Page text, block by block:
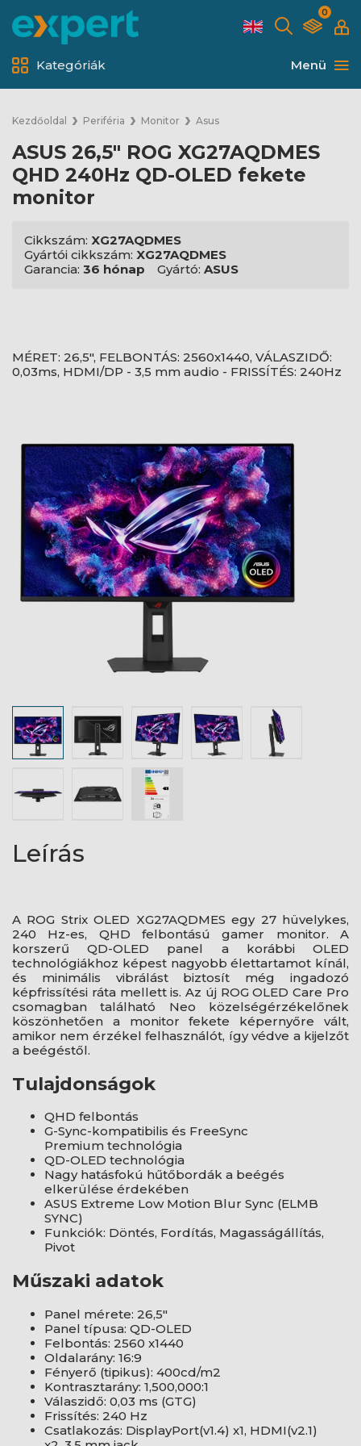
0
Menü
Kategóriák
Kezdőoldal Periféria Monitor Asus
ASUS 26,5" ROG XG27AQDMES
QHD 240Hz QD-OLED fekete
monitor
Cikkszám: XG27AQDMES
Gyártói cikkszám: XG27AQDMES
Garancia: 36 hónap Gyártó: ASUS
MÉRET: 26,5", FELBONTÁS: 2560x1440, VÁLASZIDŐ:
0,03ms, HDMI/DP - 3,5 mm audio - FRISSÍTÉS: 240Hz
Leírás
A ROG Strix OLED XG27AQDMES egy 27 hüvelykes,
240 Hz-es, QHD felbontású gamer monitor. A
korszerű QD-OLED panel a korábbi OLED
technológiákhoz képest nagyobb élettartamot kínál,
és minimális vibrálást biztosít még ingadozó
képfrissítési ráta mellett is. Az új ROG OLED Care Pro
csomagban található Neo közelségérzékelőnek
köszönhetően a monitor fekete képernyőre vált,
amikor nem érzékel felhasználót, így védve a kijelzőt
a beégéstől.
Tulajdonságok
QHD felbontás
G-Sync-kompatibilis és FreeSync
Premium technológia
QD-OLED technológia
Nagy hatásfokú hűtőbordák a beégés
elkerülése érdekében
ASUS Extreme Low Motion Blur Sync (ELMB
SYNC)
Funkciók: Döntés, Fordítás, Magasságállítás,
Pivot
Műszaki adatok
Panel mérete: 26,5"
Panel típusa: QD-OLED
Felbontás: 2560 x1440
Oldalarány: 16:9
Fényerő (tipikus): 400cd/m2
Kontrasztarány: 1,500,000:1
Válaszidő: 0,03 ms (GTG)
Frissítés: 240 Hz
Csatlakozás: DisplayPort(v1.4) x1, HDMI(v2.1)